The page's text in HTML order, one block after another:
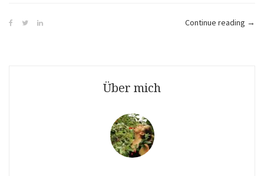
Continue reading →
Über mich